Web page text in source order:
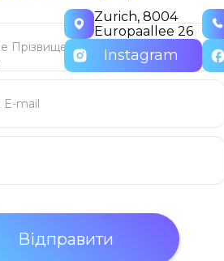
Zurich, 8004
Europaallee 26
Instagram